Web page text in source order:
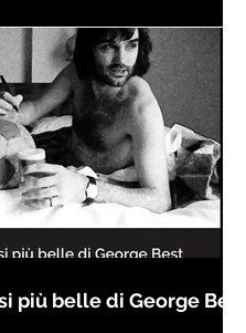
più belle di George Best